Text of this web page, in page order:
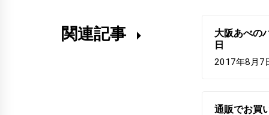
関連記事
大阪あべの
日
2017年8月7
通販でお買